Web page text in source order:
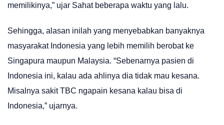
memilikinya,” ujar Sahat beberapa waktu yang lalu.
Sehingga, alasan inilah yang menyebabkan banyaknya
masyarakat Indonesia yang lebih memilih berobat ke
Singapura maupun Malaysia. “Sebenarnya pasien di
Indonesia ini, kalau ada ahlinya dia tidak mau kesana.
Misalnya sakit TBC ngapain kesana kalau bisa di
Indonesia,” ujarnya.